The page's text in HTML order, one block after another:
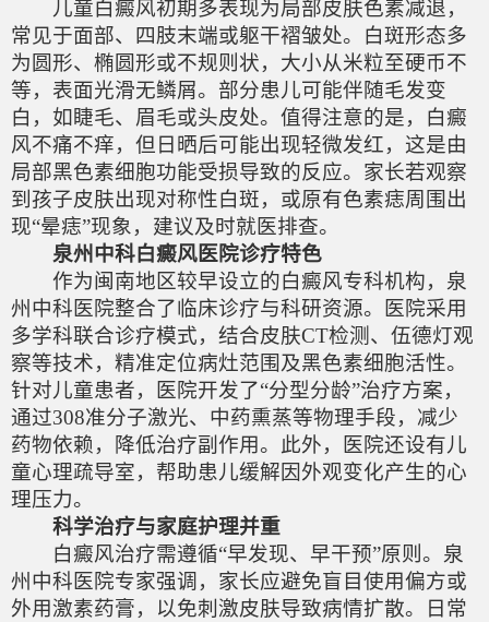
儿童白癜风初期多表现为局部皮肤色素减退，
常见于面部、四肢末端或躯干褶皱处。白斑形态多
为圆形、椭圆形或不规则状，大小从米粒至硬币不
等，表面光滑无鳞屑。部分患儿可能伴随毛发变
白，如睫毛、眉毛或头皮处。值得注意的是，白癜
风不痛不痒，但日晒后可能出现轻微发红，这是由
局部黑色素细胞功能受损导致的反应。家长若观察
到孩子皮肤出现对称性白斑，或原有色素痣周围出
现“晕痣”现象，建议及时就医排查。
泉州中科白癜风医院诊疗特色
作为闽南地区较早设立的白癜风专科机构，泉
州中科医院整合了临床诊疗与科研资源。医院采用
多学科联合诊疗模式，结合皮肤CT检测、伍德灯观
察等技术，精准定位病灶范围及黑色素细胞活性。
针对儿童患者，医院开发了“分型分龄”治疗方案，
通过308准分子激光、中药熏蒸等物理手段，减少
药物依赖，降低治疗副作用。此外，医院还设有儿
童心理疏导室，帮助患儿缓解因外观变化产生的心
理压力。
科学治疗与家庭护理并重
白癜风治疗需遵循“早发现、早干预”原则。泉
州中科医院专家强调，家长应避免盲目使用偏方或
外用激素药膏，以免刺激皮肤导致病情扩散。日常